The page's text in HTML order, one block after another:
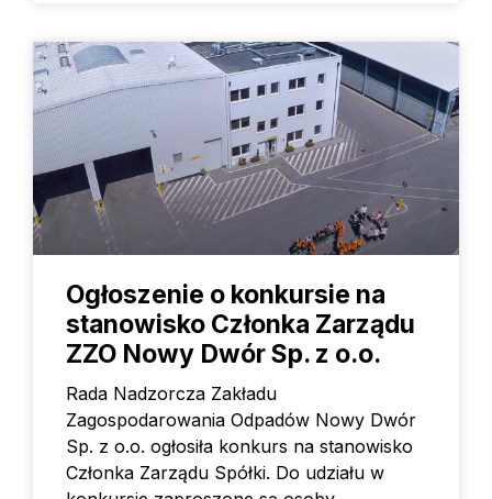
Ogłoszenie o konkursie na
stanowisko Członka Zarządu
ZZO Nowy Dwór Sp. z o.o.
Rada Nadzorcza Zakładu
Zagospodarowania Odpadów Nowy Dwór
Sp. z o.o. ogłosiła konkurs na stanowisko
Członka Zarządu Spółki. Do udziału w